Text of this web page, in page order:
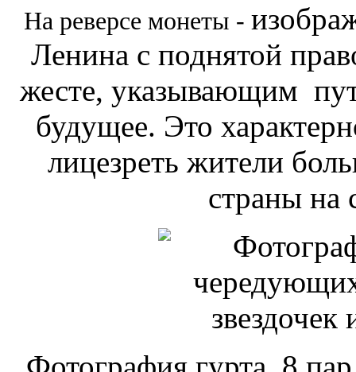
На реверсе монеты -
Ленина с поднятой
жесте, указывающим
будущее. Это
лицезреть жители
страны на